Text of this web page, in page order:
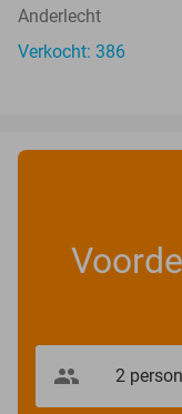
Anderlecht
Verkocht: 386